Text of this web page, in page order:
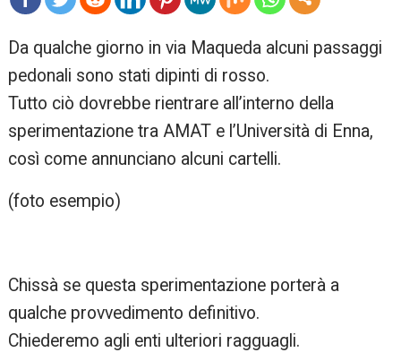
re
Da qualche giorno in via Maqueda alcuni passaggi
pedonali sono stati dipinti di rosso.
Tutto ciò dovrebbe rientrare all’interno della
sperimentazione tra AMAT e l’Università di Enna,
così come annunciano alcuni cartelli.
(foto esempio)
Chissà se questa sperimentazione porterà a
qualche provvedimento definitivo.
Chiederemo agli enti ulteriori ragguagli.